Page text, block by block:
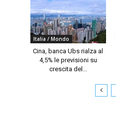
Italia / Mondo
Cina, banca Ubs rialza al
4,5% le previsioni su
crescita del...